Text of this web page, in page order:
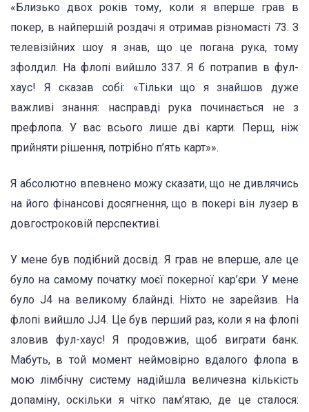
«Близько двох років тому, коли я вперше грав в
покер, в найпершій роздачі я отримав різномасті 73. З
телевізійних шоу я знав, що це погана рука, тому
зфолдил. На флопі вийшло 337. Я б потрапив в фул-
хаус! Я сказав собі: «Тільки що я знайшов дуже
важливі знання: насправді рука починається не з
префлопа. У вас всього лише дві карти. Перш, ніж
прийняти рішення, потрібно п’ять карт»».
Я абсолютно впевнено можу сказати, що не дивлячись
на його фінансові досягнення, що в покері він лузер в
довгостроковій перспективі.
У мене був подібний досвід. Я грав не вперше, але це
було на самому початку моєї покерної кар’єри. У мене
було J4 на великому блайнді. Ніхто не зарейзив. На
флопі вийшло JJ4. Це був перший раз, коли я на флопі
зловив фул-хаус! Я продовжив, щоб виграти банк.
Мабуть, в той момент неймовірно вдалого флопа в
мою лімбічну систему надійшла величезна кількість
допаміну, оскільки я чітко пам’ятаю, де це сталося: